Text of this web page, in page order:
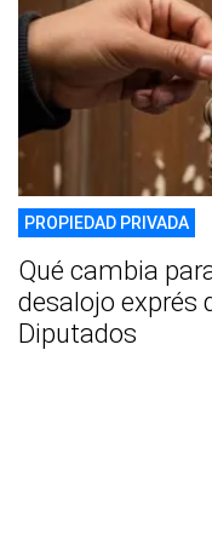
PROPIEDAD PRIVADA
Qué cambia
desalojo exprés
Diputados